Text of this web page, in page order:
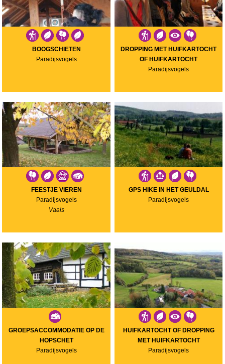
BOOGSCHIETEN
Paradijsvogels
DROPPING MET HUIFKARTOCHT
OF HUIFKARTOCHT
Paradijsvogels
FEESTJE VIEREN
Paradijsvogels
Vaals
GPS HIKE IN HET GEULDAL
Paradijsvogels
GROEPSACCOMMODATIE OP DE
HOPSCHET
Paradijsvogels
HUIFKARTOCHT OF DROPPING
MET HUIFKARTOCHT
Paradijsvogels